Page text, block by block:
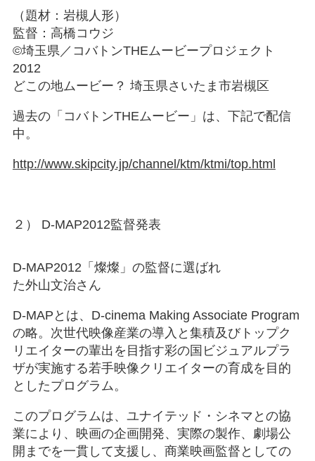
（題材：岩槻人形）
監督：高橋コウジ
©埼玉県／コバトンTHEムービープロジェクト
2012
どこの地ムービー？ 埼玉県さいたま市岩槻区
過去の「コバトンTHEムービー」は、下記で配信
中。
http://www.skipcity.jp/channel/ktm/ktmi/top.html
２） D-MAP2012監督発表
D-MAP2012「燦燦」の監督に選ばれ
た外山文治さん
D-MAPとは、D-cinema Making Associate Program
の略。次世代映像産業の導入と集積及びトップク
リエイターの輩出を目指す彩の国ビジュアルプラ
ザが実施する若手映像クリエイターの育成を目的
としたプログラム。
このプログラムは、ユナイテッド・シネマとの協
業により、映画の企画開発、実際の製作、劇場公
開までを一貫して支援し、商業映画監督としての